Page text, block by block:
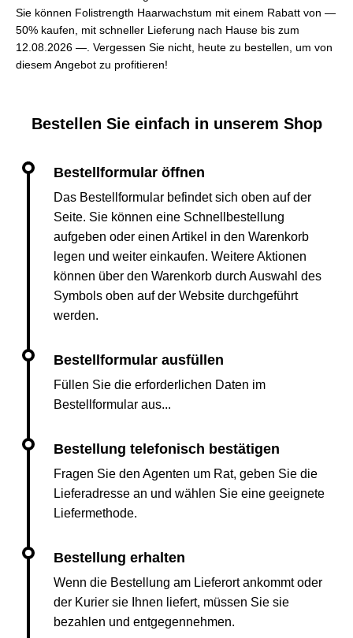
Sie können Folistrength Haarwachstum mit einem Rabatt von —
50% kaufen, mit schneller Lieferung nach Hause bis zum
12.08.2026 —. Vergessen Sie nicht, heute zu bestellen, um von
diesem Angebot zu profitieren!
Bestellen Sie einfach in unserem Shop
Das Bestellformular befindet sich oben auf der
Seite. Sie können eine Schnellbestellung
aufgeben oder einen Artikel in den Warenkorb
legen und weiter einkaufen. Weitere Aktionen
können über den Warenkorb durch Auswahl des
Symbols oben auf der Website durchgeführt
werden.
Füllen Sie die erforderlichen Daten im
Bestellformular aus...
Fragen Sie den Agenten um Rat, geben Sie die
Lieferadresse an und wählen Sie eine geeignete
Liefermethode.
Wenn die Bestellung am Lieferort ankommt oder
der Kurier sie Ihnen liefert, müssen Sie sie
bezahlen und entgegennehmen.